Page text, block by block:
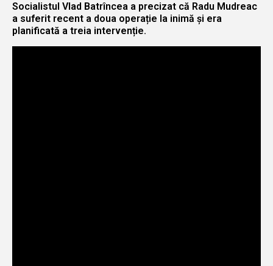
Socialistul Vlad Batrîncea a precizat că Radu Mudreac
a suferit recent a doua operație la inimă și era
planificată a treia intervenție.